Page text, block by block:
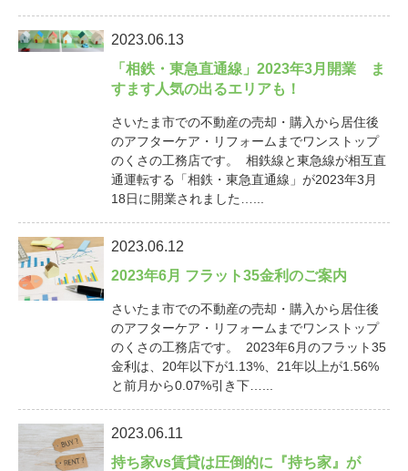
2023.06.13
「相鉄・東急直通線」2023年3月開業 ま
すます人気の出るエリアも！
さいたま市での不動産の売却・購入から居住後
のアフターケア・リフォームまでワンストップ
のくさの工務店です。 相鉄線と東急線が相互直
通運転する「相鉄・東急直通線」が2023年3月
18日に開業されました…...
2023.06.12
2023年6月 フラット35金利のご案内
さいたま市での不動産の売却・購入から居住後
のアフターケア・リフォームまでワンストップ
のくさの工務店です。 2023年6月のフラット35
金利は、20年以下が1.13%、21年以上が1.56%
と前月から0.07%引き下…...
2023.06.11
持ち家vs賃貸は圧倒的に『持ち家』が